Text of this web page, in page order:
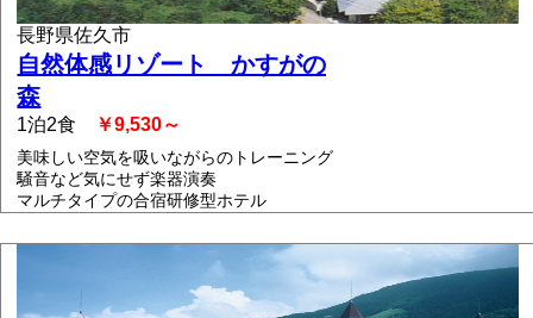
長野県佐久市
自然体感リゾート かすがの
森
1泊2食 ￥9,530～
美味しい空気を吸いながらのトレーニング
騒音など気にせず楽器演奏
マルチタイプの合宿研修型ホテル